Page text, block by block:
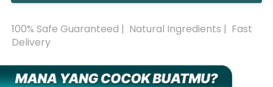
100% Safe Guaranteed |  Natural Ingredients |  Fast
Delivery